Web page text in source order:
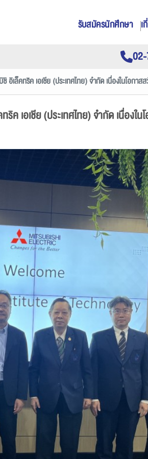
รับสมัครนักศึกษา เ
ล็คทริค เอเชีย (ประเทศไทย) จำกัด เนื่องในโอกาส
เอเชีย (ประเทศไทย) จำกัด เนื่องใน